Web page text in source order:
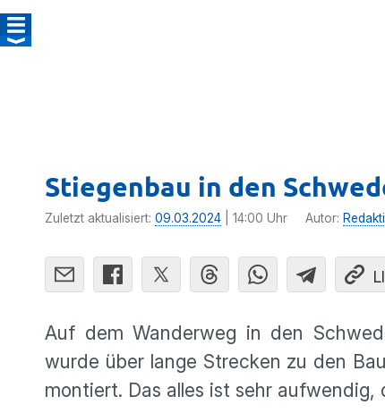
Stiegenbau in den
Zuletzt aktualisiert: 09.03.2024 | 14:00 Uhr Autor:
Auf dem Wanderweg in den
wurde über lange Strecken zu den
montiert. Das alles ist sehr